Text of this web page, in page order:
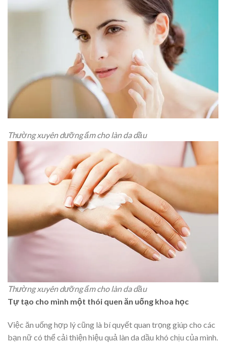
Thường xuyên dưỡng ẩm cho làn da dầu
Thường xuyên dưỡng ẩm cho làn da dầu
Tự tạo cho mình một thói quen ăn uống khoa học
Việc ăn uống hợp lý cũng là bí quyết quan trọng giúp cho các
bạn nữ có thể cải thiện hiệu quả làn da dầu khó chịu của mình.